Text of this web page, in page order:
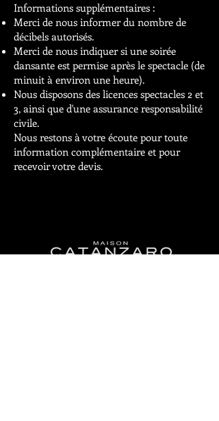
Informations supplémentaires :
Merci de nous informer du nombre de
décibels autorisés.
Merci de nous indiquer si une soirée
dansante est permise après le spectacle (de
minuit à environ une heure).
Nous disposons des licences spectacles 2 et
3, ainsi que d'une assurance responsabilité
civile.
Nous restons à votre écoute pour toute
information complémentaire et pour
recevoir votre devis.